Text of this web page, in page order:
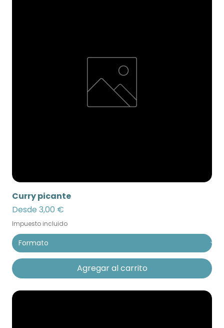
Curry picante
Desde 3,00 €
Precio de oferta
Impuesto incluido
Agregar al carrito